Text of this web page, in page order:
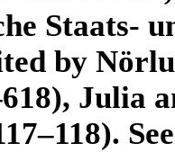
Staats-
by
, Julia
.